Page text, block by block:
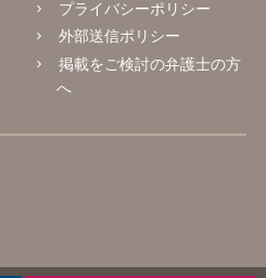
プライバシーポリシー
外部送信ポリシー
掲載をご検討の弁護士の方
へ